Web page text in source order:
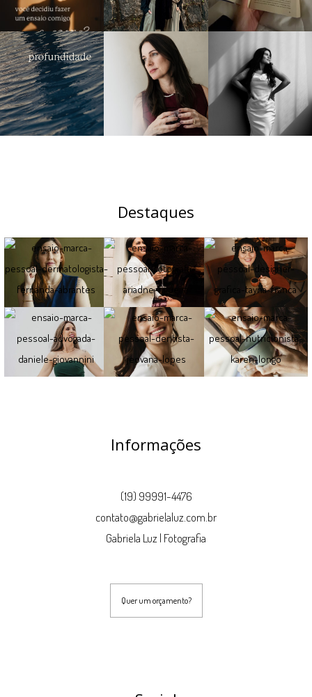
Destaques
Informações
(19) 99991-4476
contato@gabrielaluz.com.br
Gabriela Luz | Fotografia
Quer um orçamento?